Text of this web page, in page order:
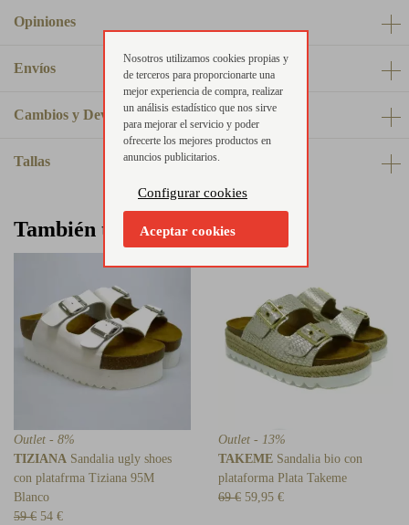
Opiniones
Envíos
Cambios y Devoluciones
Tallas
También te puede interesar
Outlet - 8%
TIZIANA Sandalia ugly shoes
con platafrma Tiziana 95M
Blanco
59 € 54 €
Outlet - 13%
TAKEME Sandalia bio con
plataforma Plata Takeme
69 € 59,95 €
Nosotros utilizamos cookies propias y
de terceros para proporcionarte una
mejor experiencia de compra, realizar
un análisis estadístico que nos sirve
para mejorar el servicio y poder
ofrecerte los mejores productos en
anuncios publicitarios.
Configurar cookies
Aceptar cookies